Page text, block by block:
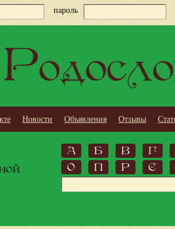
пароль
Новости Объявления Отзывы
А Б В
Г
О
П Р С